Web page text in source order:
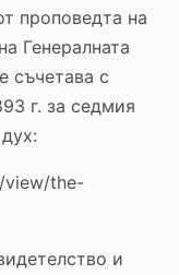
проповедта на
Генералната
съчетава с
г. за седмия
view/the-
и